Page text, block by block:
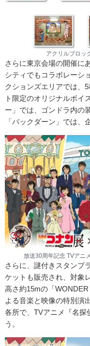
アクリルブロッ
さらに東京会場の開催に
シティでもコラボレーシ
クションズエリアでは、
ト限定のオリジナルボイ
ー」では、ゴンドラ内の
「バックダーン」では、
放送30周年記念 TVアニ
さらに、謎付きスタンプ
ケットも販売され、対象
高さ約15mの「
よる音楽と映像の特別演
各所で、TVアニメ『名探
う。